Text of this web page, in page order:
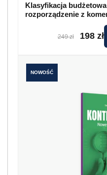
Klasyfikacja
rozporządzenie z
249 zł 198 zł
NOWOŚĆ